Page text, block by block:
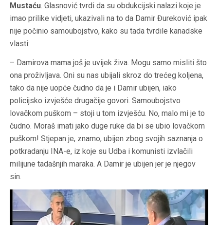
Mustaću. Glasnović tvrdi da su obdukcijski nalazi koje je
imao prilike vidjeti, ukazivali na to da Damir Đureković ipak
nije počinio samoubojstvo, kako su tada tvrdile kanadske
vlasti:
– Damirova mama još je uvijek živa. Mogu samo misliti što
ona proživljava. Oni su nas ubijali skroz do trećeg koljena,
tako da nije uopće čudno da je i Damir ubijen, iako
policijsko izvješće drugačije govori. Samoubojstvo
lovačkom puškom – stoji u tom izvješću. No, malo mi je to
čudno. Moraš imati jako duge ruke da bi se ubio lovačkom
puškom! Stjepan je, znamo, ubijen zbog svojih saznanja o
potkradanju INA-e, iz koje su Udba i komunisti izvlačili
milijune tadašnjih maraka. A Damir je ubijen jer je njegov
sin.